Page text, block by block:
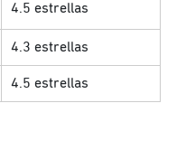
4.5 estrellas
4.3 estrellas
4.5 estrellas